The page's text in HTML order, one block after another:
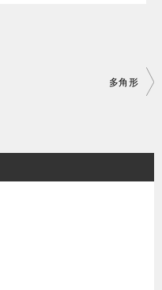
多角形